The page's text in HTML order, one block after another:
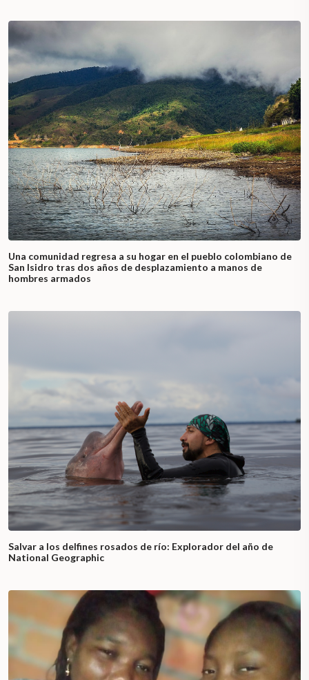
Una comunidad regresa a su hogar en el pueblo colombiano de
San Isidro tras dos años de desplazamiento a manos de
hombres armados
Salvar a los delfines rosados de río: Explorador del año de
National Geographic